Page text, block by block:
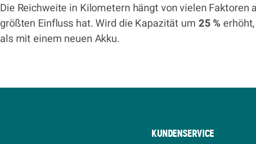
Die Reichweite in Kilometern hängt von vielen Faktoren
größten Einfluss hat. Wird die Kapazität um 25 %
als mit einem neuen Akku.
KUNDENSERVICE